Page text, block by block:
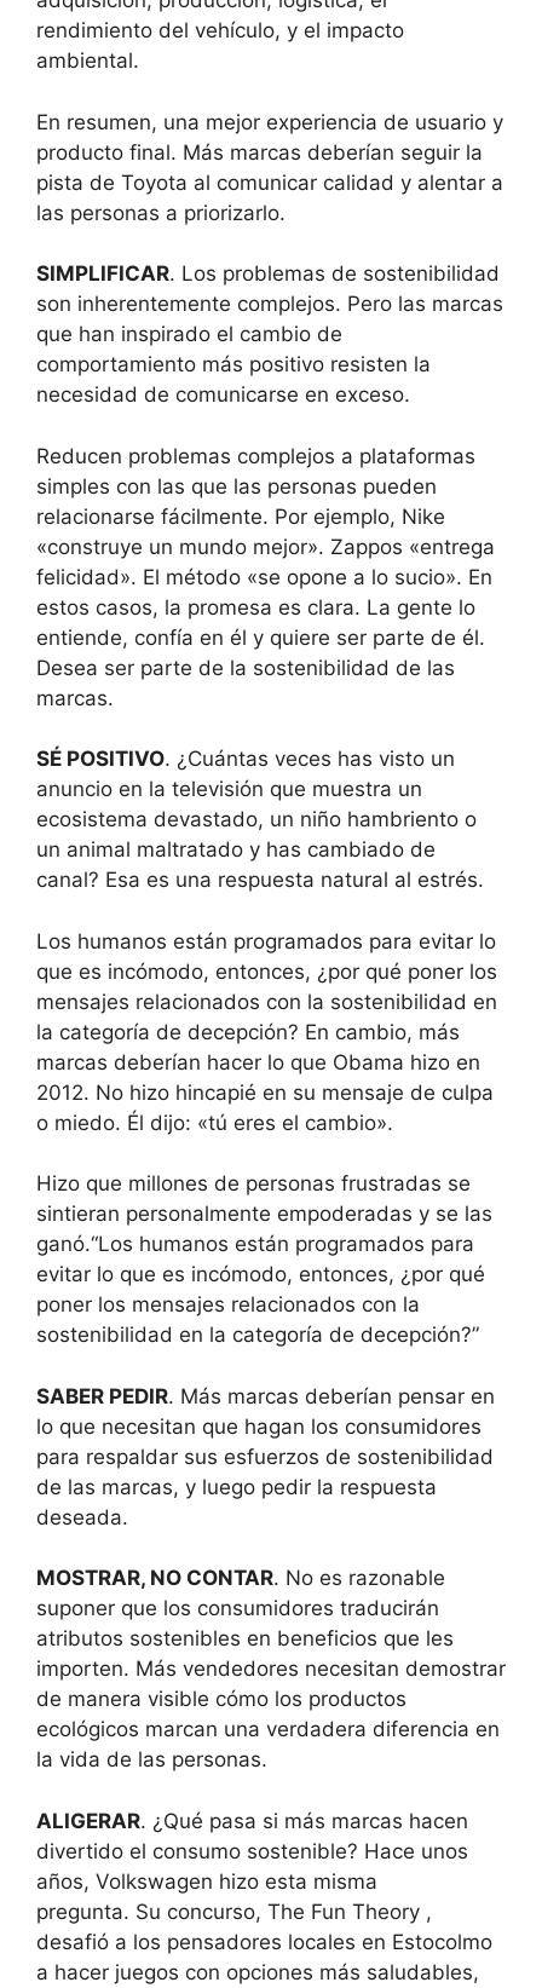
rendimiento del vehículo, y el impacto
ambiental.
En resumen, una mejor experiencia de usuario y
producto final. Más marcas deberían seguir la
pista de Toyota al comunicar calidad y alentar a
las personas a priorizarlo.
SIMPLIFICAR. Los problemas de sostenibilidad
son inherentemente complejos. Pero las marcas
que han inspirado el cambio de
comportamiento más positivo resisten la
necesidad de comunicarse en exceso.
Reducen problemas complejos a plataformas
simples con las que las personas pueden
relacionarse fácilmente. Por ejemplo, Nike
«construye un mundo mejor». Zappos «entrega
felicidad». El método «se opone a lo sucio». En
estos casos, la promesa es clara. La gente lo
entiende, confía en él y quiere ser parte de él.
Desea ser parte de la sostenibilidad de las
marcas.
SÉ POSITIVO. ¿Cuántas veces has visto un
anuncio en la televisión que muestra un
ecosistema devastado, un niño hambriento o
un animal maltratado y has cambiado de
canal? Esa es una respuesta natural al estrés.
Los humanos están programados para evitar lo
que es incómodo, entonces, ¿por qué poner los
mensajes relacionados con la sostenibilidad en
la categoría de decepción? En cambio, más
marcas deberían hacer lo que Obama hizo en
2012. No hizo hincapié en su mensaje de culpa
o miedo. Él dijo: «tú eres el cambio».
Hizo que millones de personas frustradas se
sintieran personalmente empoderadas y se las
ganó. Los humanos están programados para
evitar lo que es incómodo, entonces, ¿por qué
poner los mensajes relacionados con la
sostenibilidad en la categoría de decepción?
SABER PEDIR. Más marcas deberían pensar en
lo que necesitan que hagan los consumidores
para respaldar sus esfuerzos de sostenibilidad
de las marcas, y luego pedir la respuesta
deseada.
MOSTRAR, NO CONTAR. No es razonable
suponer que los consumidores traducirán
atributos sostenibles en beneficios que les
importen. Más vendedores necesitan demostrar
de manera visible cómo los productos
ecológicos marcan una verdadera diferencia en
la vida de las personas.
ALIGERAR. ¿Qué pasa si más marcas hacen
divertido el consumo sostenible? Hace unos
años, Volkswagen hizo esta misma
pregunta. Su concurso, The Fun Theory ,
desafió a los pensadores locales en Estocolmo
a hacer juegos con opciones más saludables,